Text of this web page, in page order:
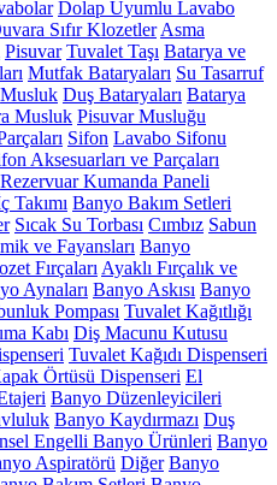
Dolap Uyumlu Lavabo
Sıfır Klozetler Asma
Pisuvar Tuvalet Taşı Batarya ve
Mutfak Bataryaları Su Tasarruf
Musluk Duş Bataryaları Batarya
Musluk Pisuvar Musluğu
Sifon Lavabo Sifonu
Aksesuarları ve Parçaları
Rezervuar Kumanda Paneli
Takımı Banyo Bakım Setleri
Sıcak Su Torbası Cımbız Sabun
ve Fayansları Banyo
Fırçaları Ayaklı Fırçalık ve
Aynaları Banyo Askısı Banyo
Pompası Tuvalet Kağıtlığı
Kabı Diş Macunu Kutusu
Tuvalet Kağıdı Dispenseri
Örtüsü Dispenseri El
Banyo Düzenleyicileri
Banyo Kaydırmazı Duş
Engelli Banyo Ürünleri Banyo
Aspiratörü Diğer Banyo